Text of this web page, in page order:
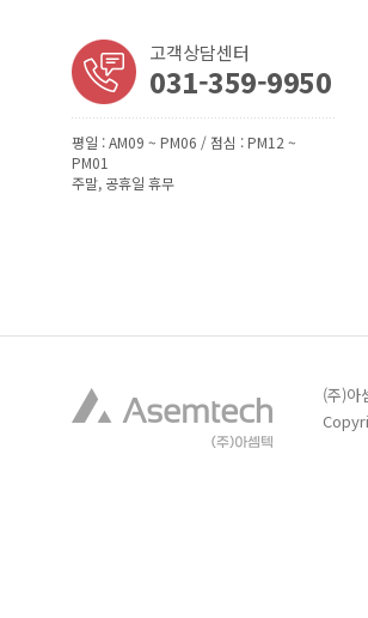
고객상담센터
031-359-9950
평일 : AM09 ~ PM06 / 점심 : PM12 ~
PM01
주말, 공휴일 휴무
(주)